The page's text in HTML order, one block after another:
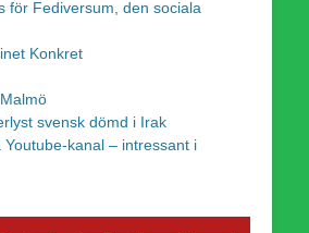
för Fediversum, den sociala
Konkret
svensk dömd i Irak
kanal – intressant i